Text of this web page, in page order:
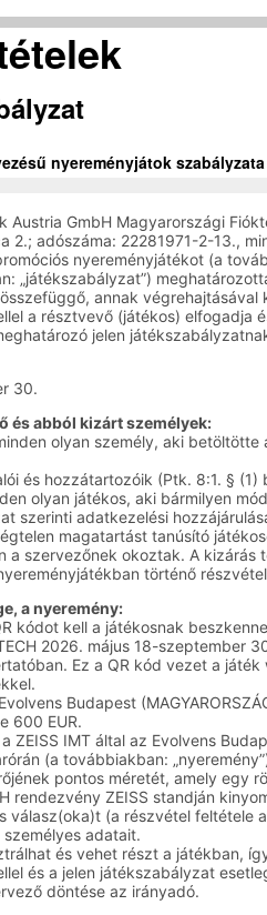
nyereményjátok szabályzata
Austria GmbH Magyarországi
2.; adószáma: 22281971-2-13.,
nyereményjátékot (a
„játékszabályzat”)
annak
a résztvevő (játékos) elfogadja
jelen
30.
és abból kizárt személyek:
olyan személy, aki
és hozzátartozóik (Ptk. 8:1. §
olyan játékos, aki bármilyen
szerinti adatkezelési
magatartást tanúsító
a szervezőnek okoztak. A
történő
a nyeremény:
kódot kell a játékosnak
2026. május 18-szeptember
Ez a QR kód vezet a
Budapest
600 EUR.
IMT által az Evolvens
(a továbbiakban:
pontos méretét, amely egy
rendezvény ZEISS standján
válasz(oka)t (a részvétel feltétele
adatait.
és vehet részt a játékban,
és a jelen játékszabályzat
döntése az irányadó.